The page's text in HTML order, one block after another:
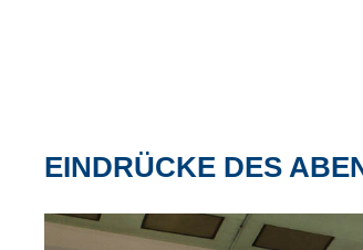
EINDRÜCKE DES